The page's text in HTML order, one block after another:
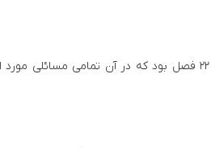
بخش سیاسی معامله قرن ۲۸ ژانویه ۲۰۲۰ توسط ترامپ رونمایی شد. این بخش شامل ۲۲ فصل بود که در آن تمامی